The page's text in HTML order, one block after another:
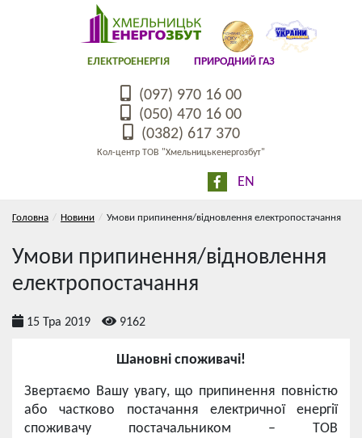
ЕЛЕКТРОЕНЕРГІЯ ПРИРОДНИЙ ГАЗ
(097) 970 16 00
(050) 470 16 00
(0382) 617 370
Кол-центр ТОВ "Хмельницькенергозбут"
EN
Головна Новини Умови припинення/відновлення електропостачання
Умови припинення/відновлення
електропостачання
15 Тра 2019 9162
Шановні споживачі!
Звертаємо Вашу увагу, що припинення повністю
або частково постачання електричної енергії
споживачу постачальником – ТОВ